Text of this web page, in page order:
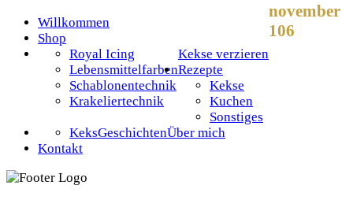
Willkommen
Shop
Kekse verzieren
Royal Icing
Lebensmittelfarben
Schablonentechnik
Krakeliertechnik
Rezepte
Kekse
Kuchen
Sonstiges
Über mich
KeksGeschichten
Kontakt
november
106